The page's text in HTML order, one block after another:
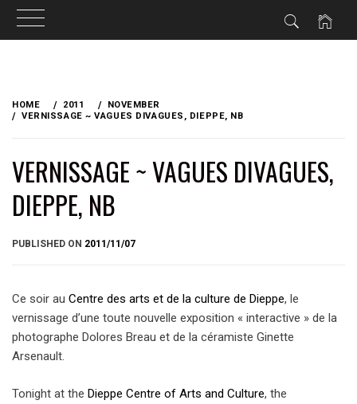
content
HOME 2011
NOVEMBER
VERNISSAGE ~ VAGUES DIVAGUES, DIEPPE, NB
VERNISSAGE ~ VAGUES DIVAGUES,
DIEPPE, NB
PUBLISHED ON 2011/11/07
Ce soir au Centre des arts et de la culture de Dieppe, le
vernissage d’une toute nouvelle exposition « interactive » de la
photographe Dolores Breau et de la céramiste Ginette
Arsenault.
Tonight at the Dieppe Centre of Arts and Culture, the